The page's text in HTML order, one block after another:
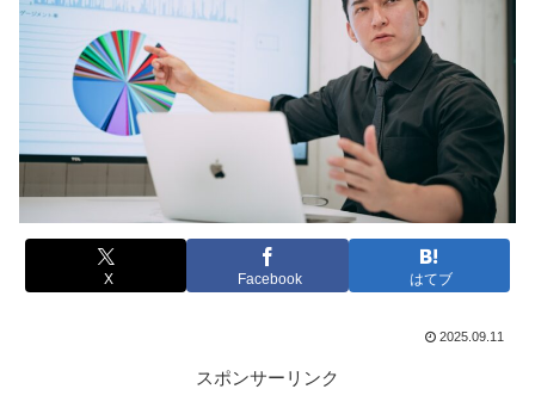
X Facebook はてブ
2025.09.11
スポンサーリンク